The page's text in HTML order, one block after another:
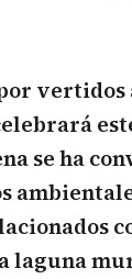
se ha
laguna